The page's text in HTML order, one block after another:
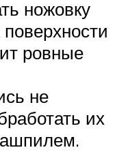
ножовку
ровные
не
их